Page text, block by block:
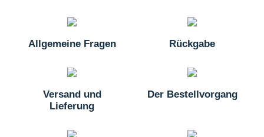
Allgemeine Fragen Rückgabe
Versand und
Lieferung
Der Bestellvorgang